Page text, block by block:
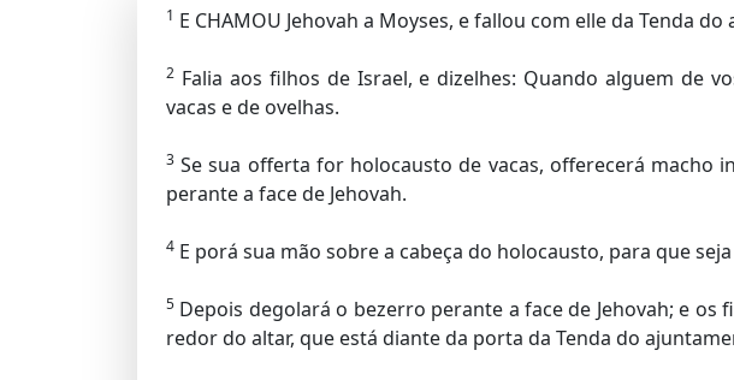
1 E CHAMOU Jehovah a Moyses, e fallou com elle da Tenda
2 Falia aos filhos de Israel, e dizelhes: Quando alguem de
vacas e de ovelhas.
3 Se sua offerta for holocausto de vacas, offerecerá
perante a face de Jehovah.
4 E porá sua mão sobre a cabeça do holocausto, para que
5 Depois degolará o bezerro perante a face de Jehovah; e
redor do altar, que está diante da porta da Tenda do